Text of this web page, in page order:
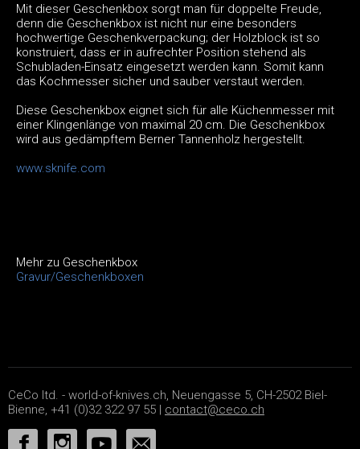
Mit dieser Geschenkbox sorgt man für doppelte Freude,
denn die Geschenkbox ist nicht nur eine besonders
hochwertige Geschenkverpackung; der Holzblock ist so
konstruiert, dass er in aufrechter Position stehend als
Schubladen-Einsatz eingesetzt werden kann. Somit kann
das Kochmesser sicher und sauber verstaut werden.
Diese Geschenkbox eignet sich für alle Küchenmesser mit
einer Klingenlänge von maximal 20 cm. Die Geschenkbox
wird aus gedämpftem Berner Tannenholz hergestellt.
www.sknife.com
Mehr zu Geschenkbox
Gravur/Geschenkboxen
CeCo ltd. - world-of-knives.ch, Neuengasse 5, CH-2502 Biel-
Bienne, +41 (0)32 322 97 55 | contact@ceco.ch